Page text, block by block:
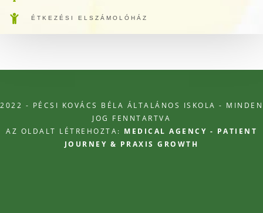
ÉTKEZÉSI ELSZÁMOLÓHÁZ
2022 - PÉCSI KOVÁCS BÉLA ÁLTALÁNOS ISKOLA - MINDEN
JOG FENNTARTVA
AZ OLDALT LÉTREHOZTA: MEDICAL AGENCY - PATIENT
JOURNEY & PRAXIS GROWTH